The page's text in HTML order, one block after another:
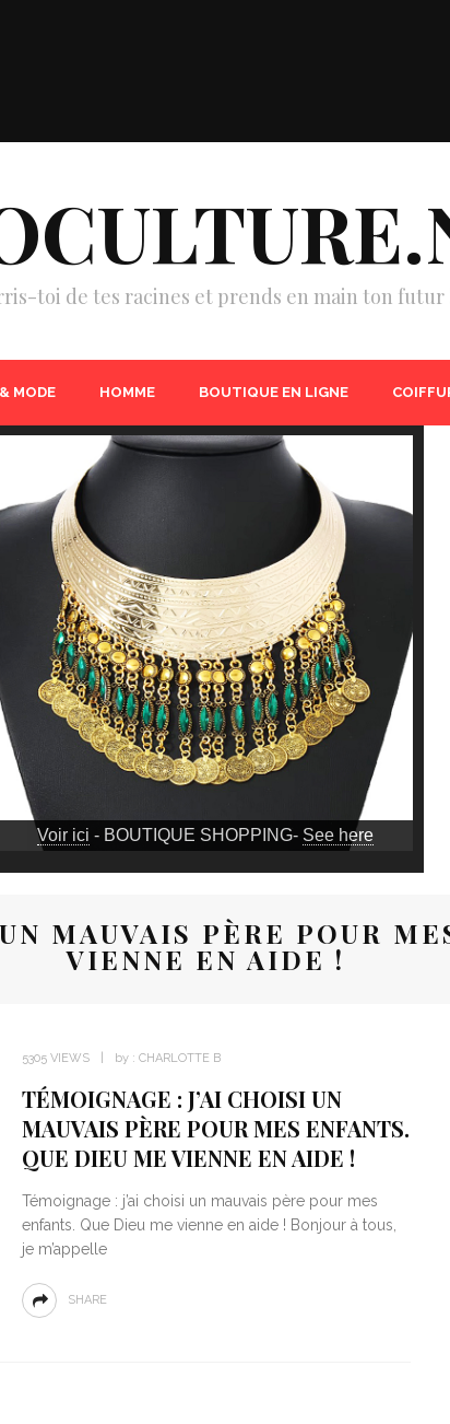
toi de tes racines et prends en main ton futur
MODE HOMME BOUTIQUE EN LIGNE
Voir ici - BOUTIQUE SHOPPING- See here
MAUVAIS PÈRE POUR
VIENNE EN AIDE !
5305 VIEWS by : CHARLOTTE B
TÉMOIGNAGE : J’AI CHOISI UN
MAUVAIS PÈRE POUR MES ENFANTS.
QUE DIEU ME VIENNE EN AIDE !
Témoignage : j’ai choisi un mauvais père pour mes
enfants. Que Dieu me vienne en aide ! Bonjour à tous,
je m’appelle
SHARE